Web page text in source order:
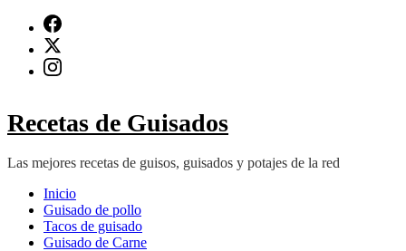
contenido
(presiona
Recetas de Guisados
Las mejores recetas de guisos, guisados y potajes de la red
Inicio
Guisado de pollo
Tacos de guisado
Guisado de Carne